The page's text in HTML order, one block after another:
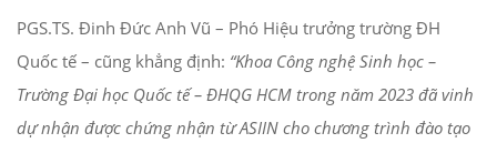
PGS.TS. Đinh Đức Anh Vũ – Phó Hiệu trưởng trường ĐH
Quốc tế – cũng khẳng định: “Khoa Công nghệ Sinh học –
Trường Đại học Quốc tế – ĐHQG HCM trong năm 2023 đã vinh
dự nhận được chứng nhận từ ASIIN cho chương trình đào tạo